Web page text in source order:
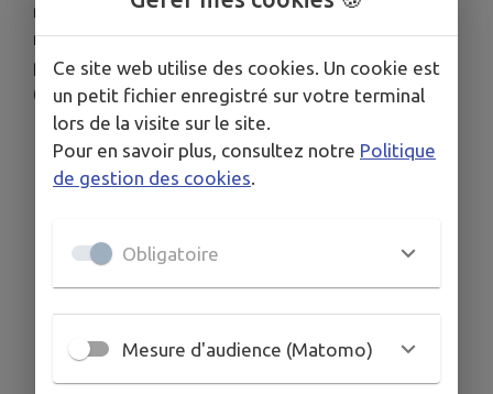
nationales d'information sur la santé
mentale,le Département de Réhabilitation
psychosociale du centre hospitalier Henri Guérin
(Pierrefeu-du-Var) vous donne RDV salle Mussou :
Tables-rondes, conférences et pauses
conviviales,
Vidéo-débat,
Forum associatif (CPAM, CODES, UNAFAM,
Atelier sportif.
Ce site web utilise des cookies. Un cookie est
un petit fichier enregistré sur votre terminal
lors de la visite sur le site.
Pour en savoir plus, consultez notre Politique
de gestion des cookies.
Obligatoire
Mesure d'audience (Matomo)